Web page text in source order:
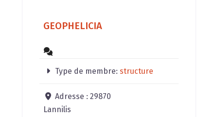
GEOPHELICIA
Type de membre:structure
Adresse :29870
Lannilis